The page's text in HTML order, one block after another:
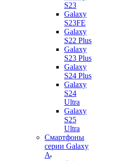
S23
Galaxy
S23FE
Galaxy
S22 Plus
Galaxy
S23 Plus
Galaxy
S24 Plus
Galaxy
S24
Ultra
Galaxy
S25
Ultra
Смартфоны
серии Galaxy
A